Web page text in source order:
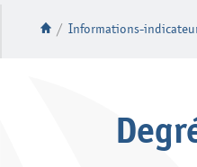
/ Informations-